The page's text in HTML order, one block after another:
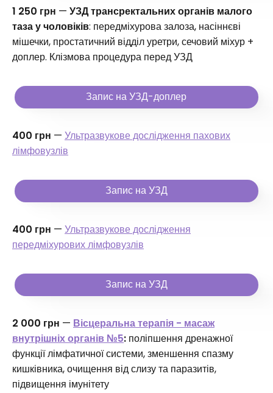
1 250 грн — УЗД трансректальних органів малого
таза у чоловіків: передміхурова залоза, насіннєві
мішечки, простатичний відділ уретри, сечовий міхур +
доплер. Клізмова процедура перед УЗД
Запис на УЗД-доплер
400 грн — Ультразвукове дослідження пахових
лімфовузлів
Запис на УЗД
400 грн — Ультразвукове дослідження
передміхурових лімфовузлів
Запис на УЗД
2 000 грн — Вісцеральна терапія - масаж
внутрішніх органів №5: поліпшення дренажної
функції лімфатичної системи, зменшення спазму
кишківника, очищення від слизу та паразитів,
підвищення імунітету